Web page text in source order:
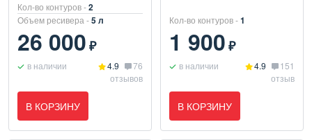
Кол-во контуров -2
Объем ресивера -5 л
26 000₽
в наличии 4.9
76
отзывов
В КОРЗИНУ
Кол-во контуров -1
1 900₽
в наличии 4.9
151
отзыв
В КОРЗИНУ